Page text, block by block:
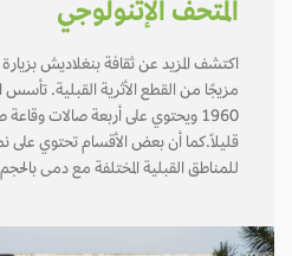
المتحف الإثنولوجي
اكتشف المزيد عن ثقافة بنغلاديش بزيارة
مزيجًا من القطع الأثرية القبلية. تأسس
1960 ويحتوي على أربعة صالات وقاعة
قليلاً.كما أن بعض الأقسام تحتوي على
للمناطق القبلية المختلفة مع دمى بالحجم